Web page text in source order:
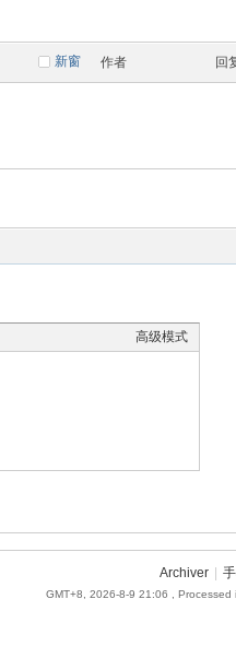
新窗 作者 回
高级模式
Archiver
GMT+8, 2026-8-9 21:06 , Processed